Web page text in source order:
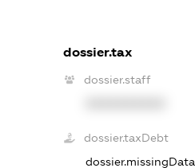
dossier.tax
dossier.staff
dossier.taxDebt
dossier.missingData